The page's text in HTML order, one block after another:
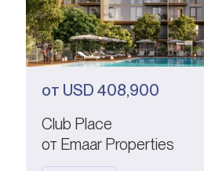
от USD 408,900
Club Place
от Emaar Properties